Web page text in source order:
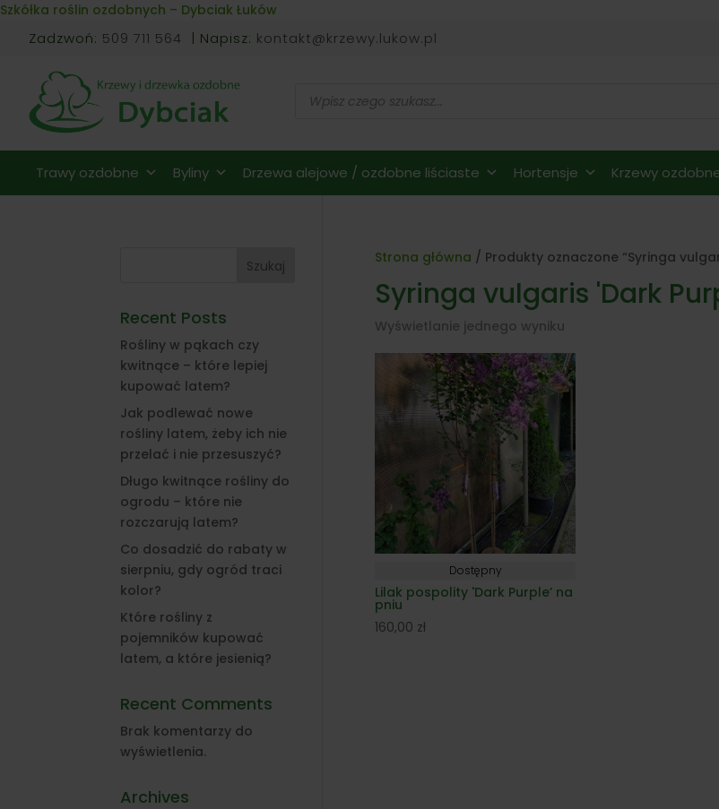
Skip to content
Szkółka roślin ozdobnych – Dybciak Łuków
Zadzwoń: 509 711 564 | Napisz: kontakt@krzewy.lukow.pl
produktów
Trawy ozdobne Byliny Drzewa alejowe / ozdobne liściaste Hortensje Krzewy
Strona główna / Produkty oznaczone “Syringa
Syringa vulgaris 'Dark
Wyświetlanie jednego wyniku
Dostępny
Lilak pospolity 'Dark Purple’ na
pniu
160,00 zł
Szukaj
Recent Posts
Rośliny w pąkach czy
kwitnące – które lepiej
kupować latem?
Jak podlewać nowe
rośliny latem, żeby ich nie
przelać i nie przesuszyć?
Długo kwitnące rośliny do
ogrodu – które nie
rozczarują latem?
Co dosadzić do rabaty w
sierpniu, gdy ogród traci
kolor?
Które rośliny z
pojemników kupować
latem, a które jesienią?
Recent Comments
Brak komentarzy do
wyświetlenia.
Archives